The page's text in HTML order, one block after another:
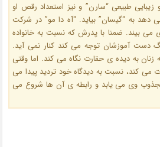
طبیعی “سارن” و نیز استعداد رقص او
دهد به “گیسان” بیاید. “آه دا مو” در شرکت
بیند. ضمنا با پدرش که نسبت به خانواده
آموزشان توجه می کند کنار نمی آید.
به دیده ی حقارت نگاه می کند. اما وقتی
می کند، نسبت به دیدگاه خود تردید پیدا می
وی می یابد و رابطه ی آن ها شروع می